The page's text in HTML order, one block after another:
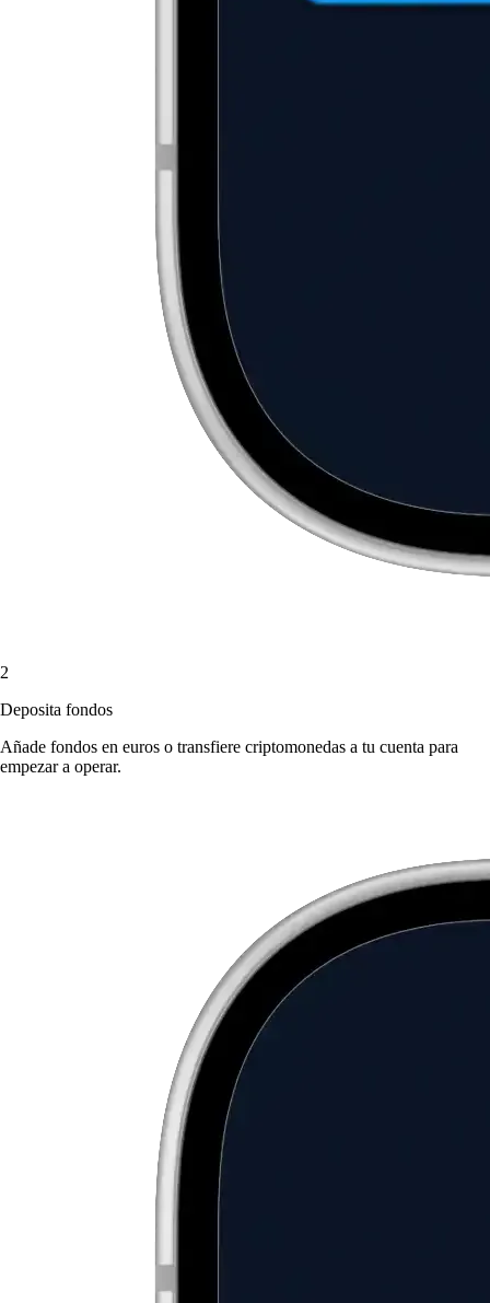
2
Deposita fondos
Añade fondos en euros o transfiere criptomonedas a tu cuenta para
empezar a operar.